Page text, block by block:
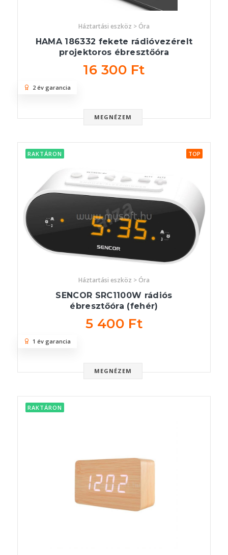
Háztartási eszköz > Óra
HAMA 186332 fekete rádióvezérelt
projektoros ébresztőóra
16 300 Ft
MEGNÉZEM
2 év garancia
RAKTÁRON TOP
Háztartási eszköz > Óra
SENCOR SRC1100W rádiós
ébresztőóra (fehér)
5 400 Ft
MEGNÉZEM
1 év garancia
RAKTÁRON